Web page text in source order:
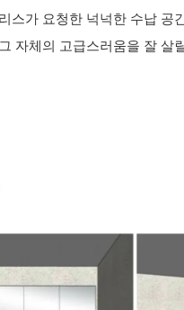
스가 요청한 넉넉한 수납 공
자체의 고급스러움을 잘 살